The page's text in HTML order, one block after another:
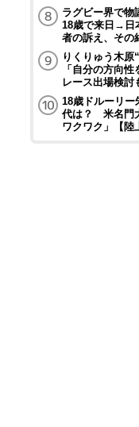
ラグビー界で
18歳で来日→日
者の訴え、その
りくりゅう木原
「自分の方向
レース出場検討
18歳ドルーリー
代は？ 米名門
ワクワク」【陸